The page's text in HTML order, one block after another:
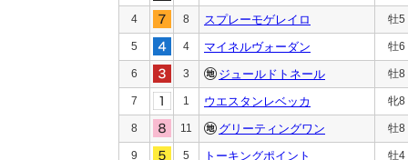
4 8 スプレーモゲレイロ 牡5
5 4 マイネルヴォーダン 牡6
6 3 ジュールドトネール 牡8
7 1 ウエスタンレベッカ 牝8
8 11 グリーティングワン 牡8
9 5 トーキングポイント 牡4